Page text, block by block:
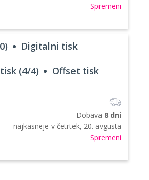
Spremeni
Digitalni tisk
(4/4) Offset tisk
Dobava 8 dni
najkasneje v četrtek, 20. avgusta
Spremeni